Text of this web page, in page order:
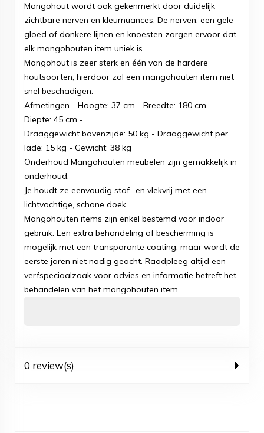
Mangohout wordt ook gekenmerkt door duidelijk
zichtbare nerven en kleurnuances. De nerven, een gele
gloed of donkere lijnen en knoesten zorgen ervoor dat
elk mangohouten item uniek is.
Mangohout is zeer sterk en één van de hardere
houtsoorten, hierdoor zal een mangohouten item niet
snel beschadigen.
Afmetingen - Hoogte: 37 cm - Breedte: 180 cm -
Diepte: 45 cm -
Draaggewicht bovenzijde: 50 kg - Draaggewicht per
lade: 15 kg - Gewicht: 38 kg
Onderhoud Mangohouten meubelen zijn gemakkelijk in
onderhoud.
Je houdt ze eenvoudig stof- en vlekvrij met een
lichtvochtige, schone doek.
Mangohouten items zijn enkel bestemd voor indoor
gebruik. Een extra behandeling of bescherming is
mogelijk met een transparante coating, maar wordt de
eerste jaren niet nodig geacht. Raadpleeg altijd een
verfspeciaalzaak voor advies en informatie betreft het
behandelen van het mangohouten item.
0 review(s)